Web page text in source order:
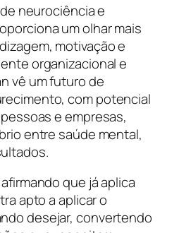
neurociência e
um olhar mais
motivação e
organizacional e
vê um futuro de
com potencial
e empresas,
entre saúde mental,
que já aplica
apto a aplicar o
desejar, convertendo